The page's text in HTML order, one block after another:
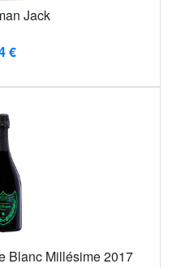
Jack
€
Blanc Millésime 2017